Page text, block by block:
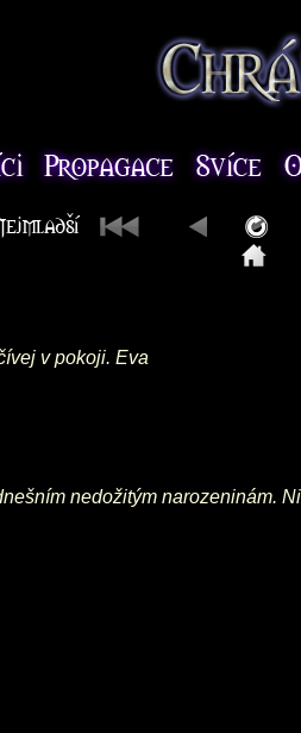
v pokoji. Eva
nedožitým narozeninám.